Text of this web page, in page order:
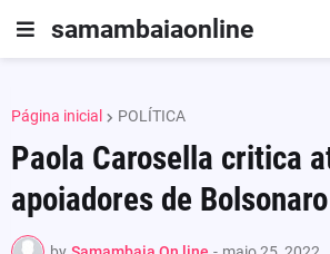
samambaiaonline
Página inicial POLÍTICA
Paola Carosella critica
apoiadores de